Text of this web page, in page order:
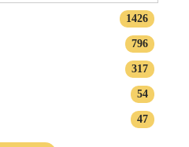
1426
796
317
54
47